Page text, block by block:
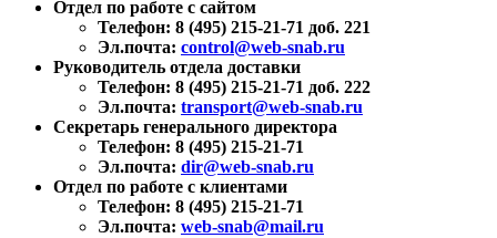
Отдел по работе с сайтом
Телефон: 8 (495) 215-21-71 доб. 221
Эл.почта: control@web-snab.ru
Руководитель отдела доставки
Телефон: 8 (495) 215-21-71 доб. 222
Эл.почта: transport@web-snab.ru
Секретарь генерального директора
Телефон: 8 (495) 215-21-71
Эл.почта: dir@web-snab.ru
Отдел по работе с клиентами
Телефон: 8 (495) 215-21-71
Эл.почта: web-snab@mail.ru